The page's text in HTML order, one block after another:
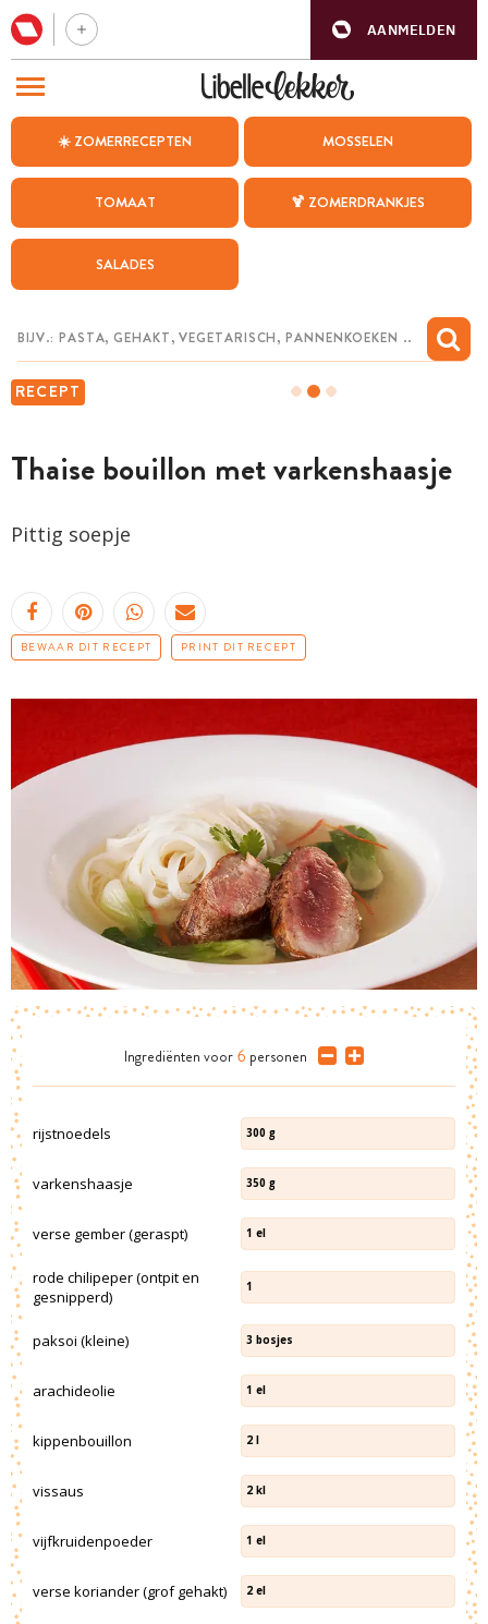
AANMELDEN
☀️ ZOMERRECEPTEN MOSSELEN
TOMAAT 🍹 ZOMERDRANKJES
SALADES
RECEPT
Thaise bouillon met varkenshaasje
Pittig soepje
BEWAAR DIT RECEPT PRINT DIT RECEPT
Ingrediënten voor 6 personen
rijstnoedels 300 g
varkenshaasje 350 g
verse gember (geraspt) 1 el
rode chilipeper (ontpit en
gesnipperd)
1
paksoi (kleine) 3 bosjes
arachideolie 1 el
kippenbouillon 2 l
vissaus 2 kl
vijfkruidenpoeder 1 el
verse koriander (grof gehakt) 2 el
BEZOEK ONZE ANDERE WEBSITES
WEEKMENU
CHAT MET MAIA
MIJN BEWAARDE RECEPTEN